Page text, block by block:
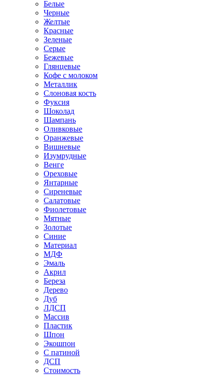
Белые
Черные
Желтые
Красные
Зеленые
Серые
Бежевые
Глянцевые
Кофе с молоком
Металлик
Слоновая кость
Фуксия
Шоколад
Шампань
Оливковые
Оранжевые
Вишневые
Изумрудные
Венге
Ореховые
Янтарные
Сиреневые
Салатовые
Фиолетовые
Мятные
Золотые
Синие
Материал
МДФ
Эмаль
Акрил
Береза
Дерево
Дуб
ЛДСП
Массив
Пластик
Шпон
Экошпон
С патиной
ДСП
Стоимость